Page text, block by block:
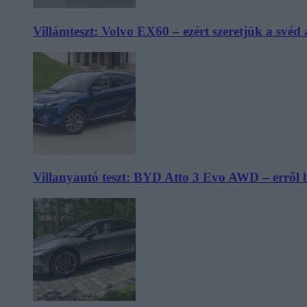
Villámteszt: Volvo EX60 – ezért szeretjük a svéd
Villanyautó teszt: BYD Atto 3 Evo AWD – erről